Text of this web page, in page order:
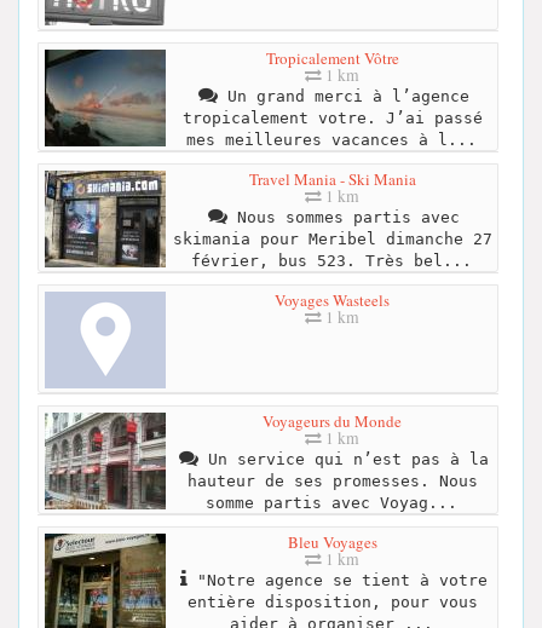
Tropicalement Vôtre
1 km
Un grand merci à l’agence
tropicalement votre. J’ai passé
mes meilleures vacances à l...
Travel Mania - Ski Mania
1 km
Nous sommes partis avec
skimania pour Meribel dimanche 27
février, bus 523. Très bel...
Voyages Wasteels
1 km
Voyageurs du Monde
1 km
Un service qui n’est pas à la
hauteur de ses promesses. Nous
somme partis avec Voyag...
Bleu Voyages
1 km
"Notre agence se tient à votre
entière disposition, pour vous
aider à organiser ...